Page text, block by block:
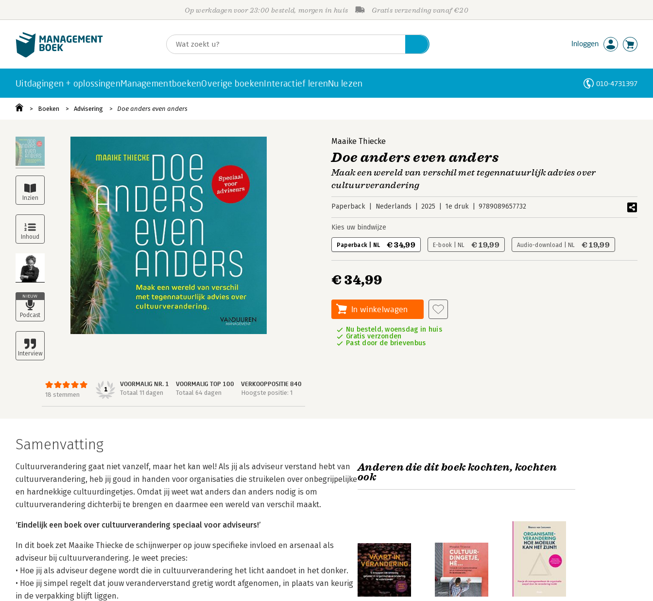
Op werkdagen voor 23:00 besteld, morgen in huis Gratis verzending vanaf €20
Inloggen
Uitdagingen + oplossingenManagementboekenOverige boekenInteractief lerenNu lezen 010-4731397
Boeken Advisering Doe anders even anders
NIEUW
18 stemmen
1
VOORMALIG NR. 1
Totaal 11 dagen
VOORMALIG TOP 100
Totaal 64 dagen
VERKOOPPOSITIE 840
Hoogste positie: 1
Maaike Thiecke
Doe anders even anders
Maak een wereld van verschil met tegennatuurlijk advies over
cultuurverandering
Paperback Nederlands 2025 1e druk 9789089657732
Kies uw bindwijze
Paperback | NL € 34,99 E-book | NL € 19,99 Audio-download | NL € 19,99
€ 34,99
In winkelwagen
Nu besteld, woensdag in huis
Gratis verzonden
Past door de brievenbus
Samenvatting
Cultuurverandering gaat niet vanzelf, maar het kan wel! Als jij als adviseur verstand hebt van
cultuurverandering, heb jij goud in handen voor organisaties die struikelen over onbegrijpelijke
en hardnekkige cultuurdingetjes. Omdat jij weet wat anders dan anders nodig is om
cultuurverandering dichterbij te brengen en daarmee een wereld van verschil maakt.
‘Eindelijk een boek over cultuurverandering speciaal voor adviseurs!’
In dit boek zet Maaike Thiecke de schijnwerper op jouw specifieke invloed en arsenaal als
adviseur bij cultuurverandering. Je weet precies:
• Hoe jij als adviseur degene wordt die in cultuurverandering het licht aandoet in het donker.
• Hoe jij simpel regelt dat jouw veranderverstand gretig wordt afgenomen, in plaats van keurig
in de verpakking blijft liggen.
Anderen die dit boek kochten, kochten
ook
Personen